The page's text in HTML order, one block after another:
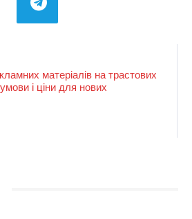
матеріалів на трастових
і ціни для нових